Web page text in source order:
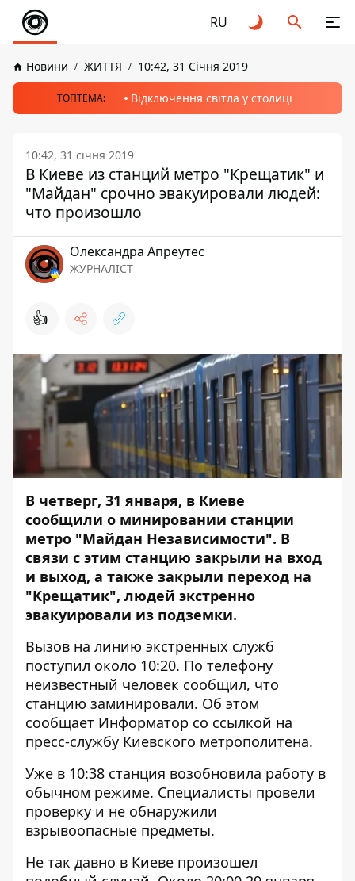
RU
Новини ЖИТТЯ 10:42, 31 Січня 2019
ТОПТЕМА: Відключення світла у столиці
10:42, 31 січня 2019
В Киеве из станций метро "Крещатик" и
"Майдан" срочно эвакуировали людей:
что произошло
Олександра Апреутес
ЖУРНАЛІСТ
👍
В четверг, 31 января, в Киеве
сообщили о минировании станции
метро "Майдан Независимости". В
связи с этим станцию закрыли на вход
и выход, а также закрыли переход на
"Крещатик", людей экстренно
эвакуировали из подземки.
Вызов на линию экстренных служб
поступил около 10:20. По телефону
неизвестный человек сообщил, что
станцию заминировали. Об этом
сообщает Информатор со ссылкой на
пресс-службу Киевского метрополитена.
Уже в 10:38 станция возобновила работу в
обычном режиме. Специалисты провели
проверку и не обнаружили
взрывоопасные предметы.
Не так давно в Киеве произошел